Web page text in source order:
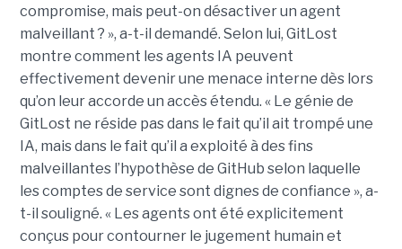
compromise, mais peut-on désactiver un agent
malveillant ? », a-t-il demandé. Selon lui, GitLost
montre comment les agents IA peuvent
effectivement devenir une menace interne dès lors
qu’on leur accorde un accès étendu. « Le génie de
GitLost ne réside pas dans le fait qu’il ait trompé une
IA, mais dans le fait qu’il a exploité à des fins
malveillantes l’hypothèse de GitHub selon laquelle
les comptes de service sont dignes de confiance », a-
t-il souligné. « Les agents ont été explicitement
conçus pour contourner le jugement humain et